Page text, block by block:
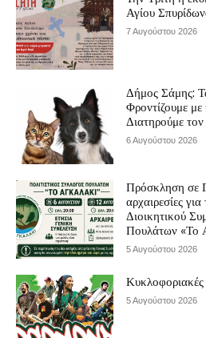
Αγίου
7 Αυγούστου 2026
Δήμος Σάμης:
Φροντίζουμε
Διατηρούμε
6 Αυγούστου 2026
Πρόσκληση σε
αρχαιρεσίες
Διοικητικού
Πουλάτων «Το
5 Αυγούστου 2026
5 Αυγούστου 2026